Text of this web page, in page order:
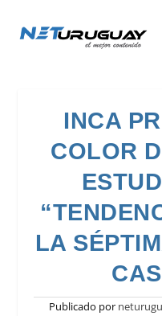
INCA
COLOR
LA
Publicado por